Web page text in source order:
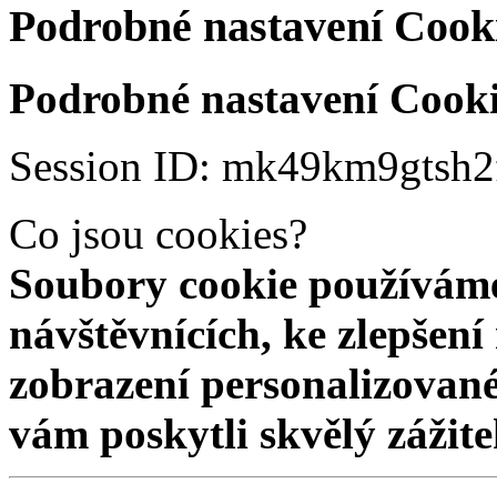
Podrobné nastavení
Podrobné nastavení
Session ID:
Co jsou cookies?
Soubory cookie
návštěvnících, ke
zobrazení
vám poskytli skvělý